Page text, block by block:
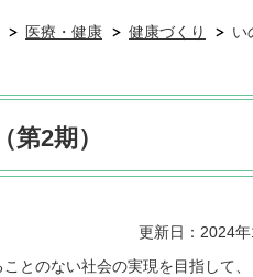
医療・健康 健康づくり い
2期）
更新日：2024
とのない社会の実現を目指して